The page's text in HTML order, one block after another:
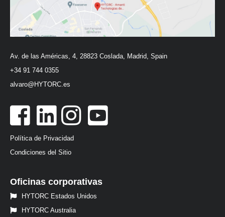
Av. de las Américas, 4, 28823 Coslada, Madrid, Spain
+34 91 744 0355
alvaro@HYTORC.es
Política de Privacidad
Condiciones del Sitio
Oficinas corporativas
HYTORC Estados Unidos
HYTORC Australia